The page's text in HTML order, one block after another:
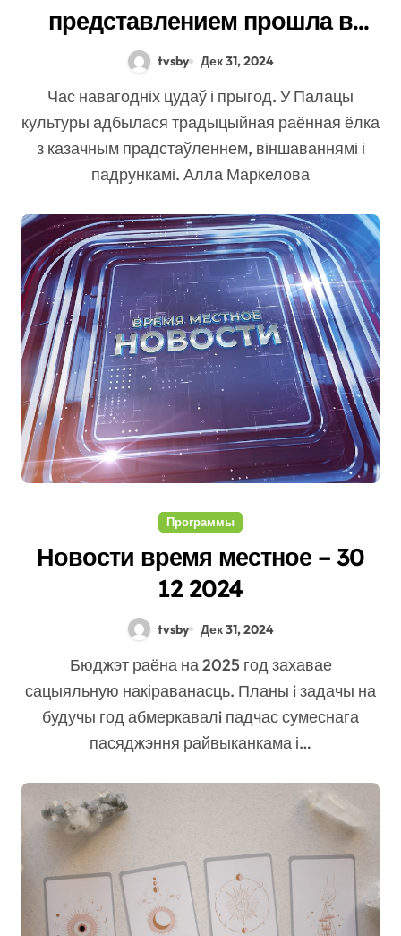
представлением прошла в
Молодечно
tvsby Дек 31, 2024
Час навагодніх цудаў і прыгод. У Палацы
культуры адбылася традыцыйная раённая ёлка
з казачным прадстаўленнем, віншаваннямі і
падрункамі. Алла Маркелова
Программы
Новости время местное – 30
12 2024
tvsby Дек 31, 2024
Бюджэт раёна на 2025 год захавае
сацыяльную накіраванасць. Планы i задачы на
будучы год абмеркавалi падчас сумеснага
пасяджэння райвыканкама і…